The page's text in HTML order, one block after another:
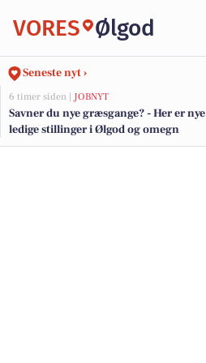
VORES Ølgod
Seneste nyt ›
6 timer siden | JOBNYT
Savner du nye græsgange? - Her er nye
ledige stillinger i Ølgod og omegn